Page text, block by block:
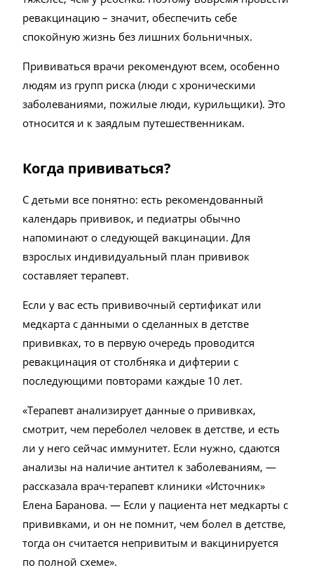
ревакцинацию – значит, обеспечить себе
спокойную жизнь без лишних больничных.
Прививаться врачи рекомендуют всем, особенно
людям из групп риска (люди с хроническими
заболеваниями, пожилые люди, курильщики). Это
относится и к заядлым путешественникам.
Когда прививаться?
С детьми все понятно: есть рекомендованный
календарь прививок, и педиатры обычно
напоминают о следующей вакцинации. Для
взрослых индивидуальный план прививок
составляет терапевт.
Если у вас есть прививочный сертификат или
медкарта с данными о сделанных в детстве
прививках, то в первую очередь проводится
ревакцинация от столбняка и дифтерии с
последующими повторами каждые 10 лет.
«Терапевт анализирует данные о прививках,
смотрит, чем переболел человек в детстве, и есть
ли у него сейчас иммунитет. Если нужно, сдаются
анализы на наличие антител к заболеваниям, —
рассказала врач-терапевт клиники «Источник»
Елена Баранова. — Если у пациента нет медкарты с
прививками, и он не помнит, чем болел в детстве,
тогда он считается непривитым и вакцинируется
по полной схеме».